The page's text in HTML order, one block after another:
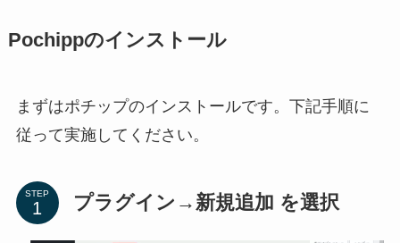
Pochippのインストール
まずはポチップのインストールです。下記手順に
従って実施してください。
STEP プラグイン→新規追加 を選択